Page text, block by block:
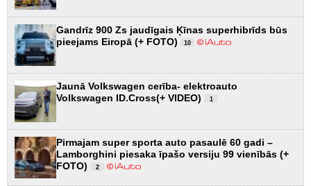
Gandrīz 900 Zs jaudīgais Ķīnas superhibrīds būs
pieejams Eiropā (+ FOTO)
10
Jaunā Volkswagen cerība- elektroauto
Volkswagen ID.Cross(+ VIDEO)
1
Pirmajam super sporta auto pasaulē 60 gadi –
Lamborghini piesaka īpašo versiju 99 vienībās (+
FOTO)
2